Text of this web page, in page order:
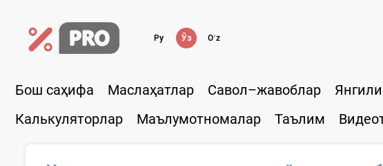
Ру Ўз Oʻz
Бош саҳифа Маслаҳатлар Савол–жавоблар
Калькуляторлар
Маълумотномалар Таълим